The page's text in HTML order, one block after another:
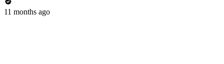
11 months ago